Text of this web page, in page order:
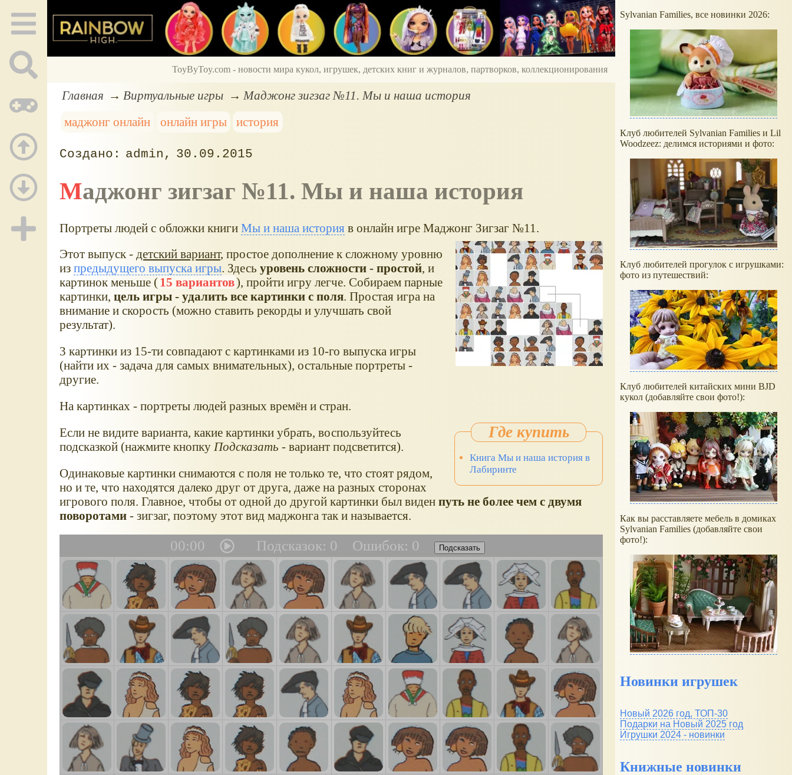
ToyByToy.com - новости мира кукол, игрушек, детских книг и журналов, партворков, коллекционирования
Главная Виртуальные игры
Маджонг зигзаг №11. Мы и наша история
маджонг онлайн
онлайн игры история
admin 30.09.2015
Маджонг зигзаг №11. Мы и наша история
Портреты людей с обложки книги Мы и наша историяв онлайн игре Маджонг Зигзаг №11.
Этот выпуск - детский вариант, простое дополнение к сложному уровню
из предыдущего выпуска игры. Здесь уровень сложности - простой, и
картинок меньше (15 вариантов), пройти игру легче. Собираем парные
картинки, цель игры - удалить все картинки с поля. Простая игра на
внимание и скорость (можно ставить рекорды и улучшать свой
результат).
3 картинки из 15-ти совпадают с картинками из 10-го выпуска игры
(найти их - задача для самых внимательных), остальные портреты -
другие.
На картинках - портреты людей разных времён и стран.
Книга Мы и наша история в
Лабиринте
Если не видите варианта, какие картинки убрать, воспользуйтесь
подсказкой (нажмите кнопку Подсказать - вариант подсветится).
Одинаковые картинки снимаются с поля не только те, что стоят рядом,
но и те, что находятся далеко друг от друга, даже на разных сторонах
игрового поля. Главное, чтобы от одной до другой картинки был виден путь не более чем с двумя
поворотами- зигзаг, поэтому этот вид маджонга так и называется.
00:00 Подсказок: 0 Ошибок: 0 Подсказать
Sylvanian Families, все новинки 2026:
Клуб любителей Sylvanian Families и Lil
Woodzeez: делимся историями и фото:
Клуб любителей прогулок с игрушками:
фото из путешествий:
Клуб любителей китайских мини BJD
кукол (добавляйте свои фото!):
Как вы расставляете мебель в домиках
Sylvanian Families (добавляйте свои
фото!):
Новинки игрушек
Новый 2026 год, ТОП-30
Подарки на Новый 2025 год
Игрушки 2024 - новинки
Книжные новинки